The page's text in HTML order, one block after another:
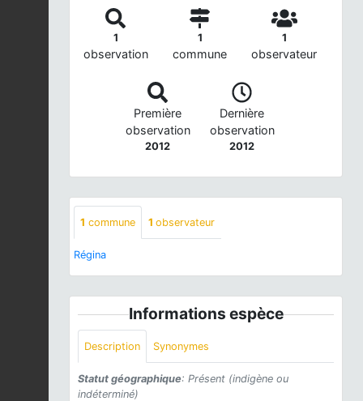
1
observation
1
commune
1
observateur
Première
observation
2012
Dernière
observation
2012
1 commune 1 observateur
Régina
Informations espèce
Description Synonymes
Statut géographique: Présent (indigène ou
indéterminé)